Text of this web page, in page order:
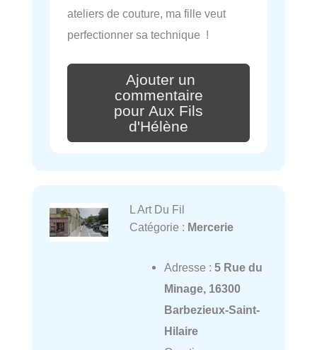
ateliers de couture, ma fille veut
perfectionner sa technique !
Ajouter un
commentaire
pour Aux Fils
d'Hélène
L Art Du Fil
Catégorie : Mercerie
Adresse : 5 Rue du
Minage, 16300
Barbezieux-Saint-
Hilaire